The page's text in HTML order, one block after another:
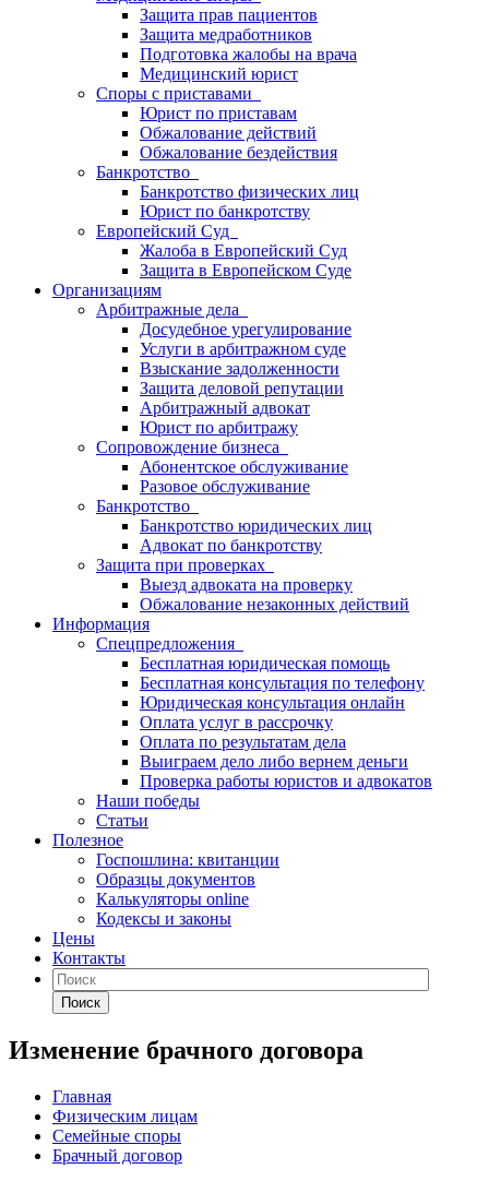
Защита прав пациентов
Защита медработников
Подготовка жалобы на врача
Медицинский юрист
Споры с приставами
Юрист по приставам
Обжалование действий
Обжалование бездействия
Банкротство
Банкротство физических лиц
Юрист по банкротству
Европейский Суд
Жалоба в Европейский Суд
Защита в Европейском Суде
Организациям
Арбитражные дела
Досудебное урегулирование
Услуги в арбитражном суде
Взыскание задолженности
Защита деловой репутации
Арбитражный адвокат
Юрист по арбитражу
Сопровождение бизнеса
Абонентское обслуживание
Разовое обслуживание
Банкротство
Банкротство юридических лиц
Адвокат по банкротству
Защита при проверках
Выезд адвоката на проверку
Обжалование незаконных действий
Информация
Спецпредложения
Бесплатная юридическая помощь
Бесплатная консультация по телефону
Юридическая консультация онлайн
Оплата услуг в рассрочку
Оплата по результатам дела
Выиграем дело либо вернем деньги
Проверка работы юристов и адвокатов
Наши победы
Статьи
Полезное
Госпошлина: квитанции
Образцы документов
Калькуляторы online
Кодексы и законы
Цены
Контакты
Поиск
Изменение брачного договора
Главная
Физическим лицам
Семейные споры
Брачный договор